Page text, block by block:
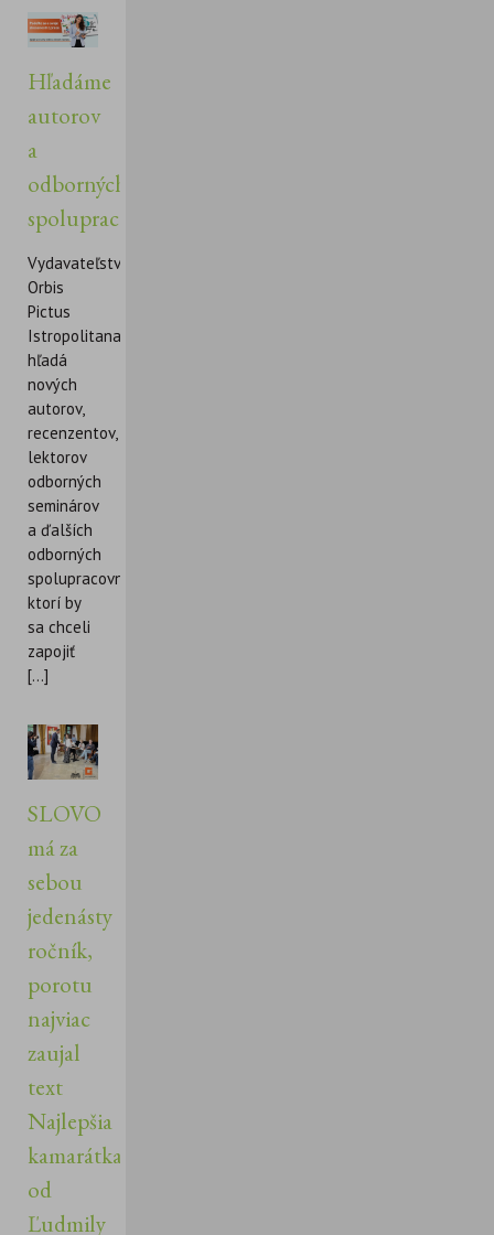
Hľadáme
autorov
a
odborných
spolupracovníkov
Vydavateľstvo
Orbis
Pictus
Istropolitana
hľadá
nových
autorov,
recenzentov,
lektorov
odborných
seminárov
a ďalších
odborných
spolupracovníkov,
ktorí by
sa chceli
zapojiť
[...]
SLOVO
má za
sebou
jedenásty
ročník,
porotu
najviac
zaujal
text
Najlepšia
kamarátka
od
Ľudmily